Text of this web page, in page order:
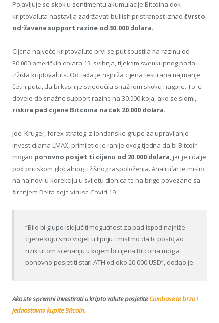
Pojavljuje se skok u sentimentu akumulacije Bitcoina dok
kriptovaluta nastavlja zadržavati bullish pristranost iznad čvrsto
održavane support razine od 30.000 dolara.
Cijena najveće kriptovalute prvi se put spustila na razinu od
30.000 američkih dolara 19. svibnja, tijekom sveukupnog pada
tržišta kriptovaluta. Od tada je najniža cijena testirana najmanje
četiri puta, da bi kasnije svjedočila snažnom skoku nagore. To je
dovelo do snažne support razine na 30.000 koja, ako se slomi,
riskira pad cijene Bitcoina na čak 20.000 dolara.
Joel Kruger, forex strateg iz londonske grupe za upravljanje
investicijama LMAX, primijetio je ranije ovog tjedna da bi Bitcoin
mogao ponovno posjetiti cijenu od 20.000 dolara, jer je i dalje
pod pritiskom globalnog tržišnog raspoloženja. Analitičar je mislio
na najnoviju korekciju u svijetu dionica te na brige povezane sa
širenjem Delta soja virusa Covid-19.
“Bilo bi glupo isključiti mogućnost za pad ispod najniže
cijene koju smo vidjeli u lipnju i mislimo da bi postojao
rizik u tom scenariju u kojem bi cijena Bitcoina mogla
ponovno posjetiti stari ATH od oko 20.000 USD”, dodao je.
Ako ste spremni investirati u kripto valute posjetiteCoinbase te brzo i
jednostavno kupite Bitcoin.